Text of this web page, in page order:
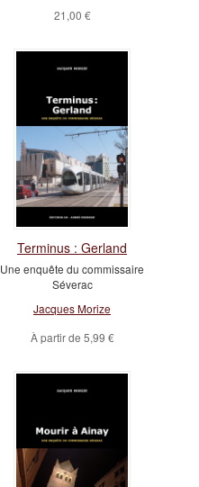
21,00 €
Terminus : Gerland
Une enquête du commissaire
Séverac
Jacques Morize
À partir de 5,99 €